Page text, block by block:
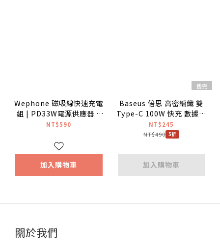
Wephone 磁吸線快速充電
組 | PD33W電源供應器 +
100W磁吸充電線 C to C |
NT$590
加入購物車
售完
Baseus 倍思 高密編織 雙
Type-C 100W 快充 數據線
充電線 1M 白色
NT$245
NT$490 5折
加入購物車
關於我們